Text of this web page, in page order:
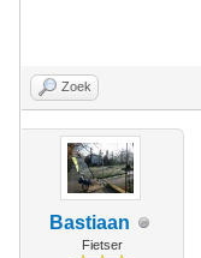
Zoek
Bastiaan
Fietser